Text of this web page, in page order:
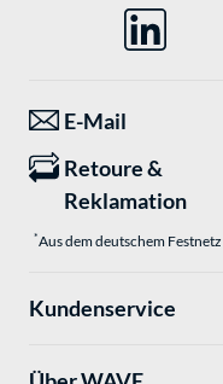
E-Mail
Retoure &
Reklamation
*Aus dem deutschem
Kundenservice